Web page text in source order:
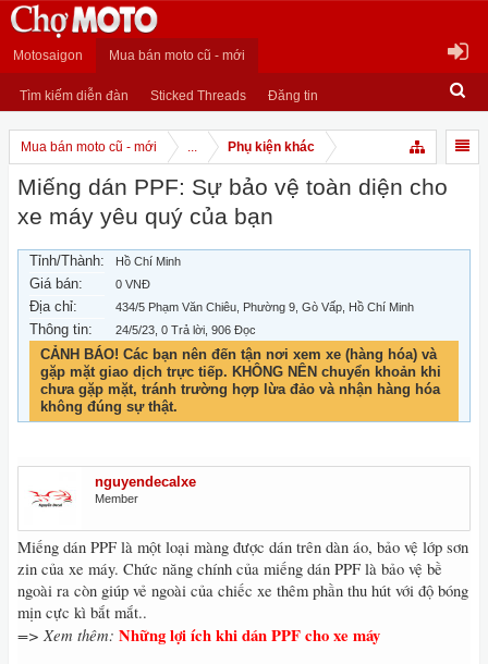
Motosaigon Mua bán moto cũ - mới
Tìm kiếm diễn đàn Sticked Threads Đăng tin
Mua bán moto cũ - mới ... Phụ kiện khác
Miếng dán PPF: Sự bảo vệ toàn diện cho
xe máy yêu quý của bạn
Tỉnh/Thành: Hồ Chí Minh
Giá bán: 0 VNĐ
Địa chỉ: 434/5 Phạm Văn Chiêu, Phường 9, Gò Vấp, Hồ Chí Minh
Thông tin: 24/5/23 , 0 Trả lời, 906 Đọc
CẢNH BÁO! Các bạn nên đến tận nơi xem xe (hàng hóa) và
gặp mặt giao dịch trực tiếp. KHÔNG NÊN chuyển khoản khi
chưa gặp mặt, tránh trường hợp lừa đảo và nhận hàng hóa
không đúng sự thật.
nguyendecalxe
Member
Miếng dán PPF là một loại màng được dán trên dàn áo, bảo vệ lớp sơn
zin của xe máy. Chức năng chính của miếng dán PPF là bảo vệ bề
ngoài ra còn giúp vẻ ngoài của chiếc xe thêm phần thu hút với độ bóng
mịn cực kì bắt mắt..
=> Xem thêm: Những lợi ích khi dán PPF cho xe máy